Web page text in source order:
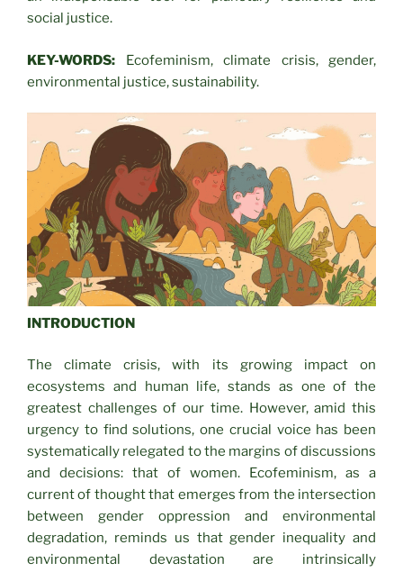
social justice.
KEY-WORDS: Ecofeminism, climate crisis, gender,
environmental justice, sustainability.
INTRODUCTION
The climate crisis, with its growing impact on
ecosystems and human life, stands as one of the
greatest challenges of our time. However, amid this
urgency to find solutions, one crucial voice has been
systematically relegated to the margins of discussions
and decisions: that of women. Ecofeminism, as a
current of thought that emerges from the intersection
between gender oppression and environmental
degradation, reminds us that gender inequality and
environmental devastation are intrinsically